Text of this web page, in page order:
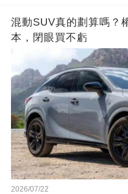
混動SUV真的劃算嗎？
本，閉眼買不虧
2026/07/22